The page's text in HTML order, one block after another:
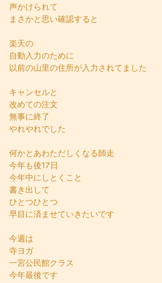
声かけられて
まさかと思い確認すると
楽天の
自動入力のために
以前の山里の住所が入力されてました
キャンセルと
改めての注文
無事に終了
やれやれでした
何かとあわただしくなる師走
今年も後17日
今年中にしとくこと
書き出して
ひとつひとつ
早目に済ませていきたいです
今週は
寺ヨガ
一宮公民館クラス
今年最後です